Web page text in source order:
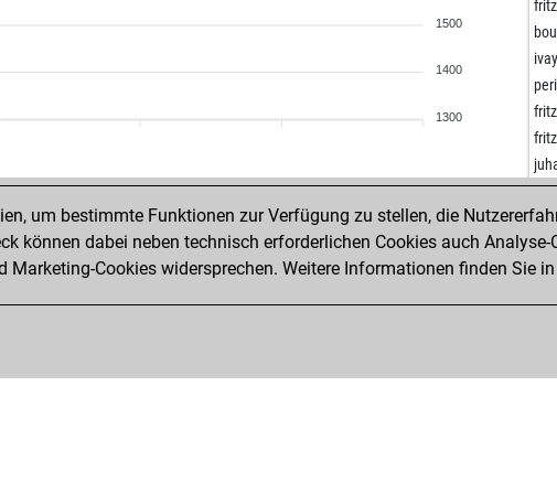
zuri
zuri
tic
tic
tic
1500
1400
1300
um bestimmte Funktionen zur Verfügung zu stellen, die
können dabei neben technisch erforderlichen Cookies auch
Marketing-Cookies widersprechen. Weitere Informationen finden Sie